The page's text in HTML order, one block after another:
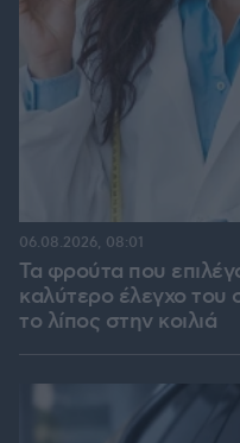
Τα φρούτα που
καλύτερο έλεγχο του
το λίπος στην κοιλιά
06.08.2026, 08:01